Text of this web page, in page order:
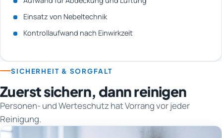
Einsatz von Nebeltechnik
Kontrollaufwand nach Einwirkzeit
SICHERHEIT & SORGFALT
Zuerst sichern, dann reinigen
Personen- und Werteschutz hat Vorrang vor jeder
Reinigung.